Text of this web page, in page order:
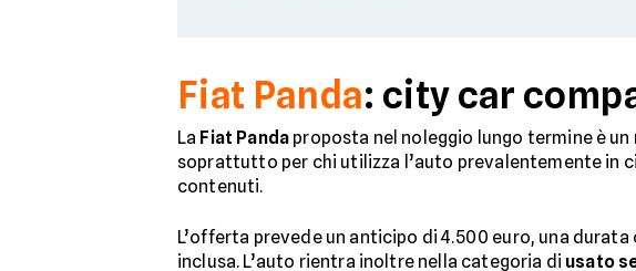
Fiat Panda: city car
La Fiat Panda proposta nel noleggio lungo termine è
soprattutto per chi utilizza l’auto prevalentemente in
contenuti.
L’offerta prevede un anticipo di 4.500 euro, una
inclusa. L’auto rientra inoltre nella categoria di usato